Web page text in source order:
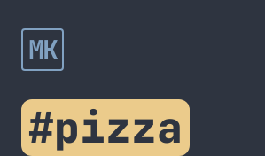
MK
#pizza